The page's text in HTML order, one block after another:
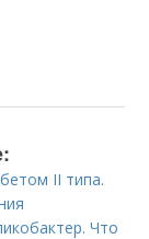
II типа.
Что